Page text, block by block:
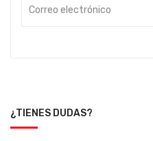
¿TIENES DUDAS?